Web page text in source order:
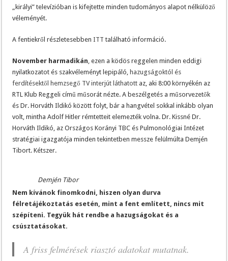
„királyi” televízióban is kifejtette minden tudományos alapot nélkülöző
véleményét.
A fentiekről részletesebbenITT található információ.
November harmadikán , ezen a ködös reggelen minden eddigi
nyilatkozatot és szakvéleményt lepipáló, hazugságoktól és
ferdítésektől hemzsegő TV interjút láthatott az, aki 8:00 környékén az
RTL Klub Reggeli című műsorát nézte. A beszélgetés a műsorvezetők
és Dr. Horváth Ildikó között folyt, bár a hangvétel sokkal inkább olyan
volt, mintha Adolf Hitler rémtetteit elemezték volna. Dr. Kissné Dr.
Horváth Ildikó, az Országos Korányi TBC és Pulmonológiai Intézet
stratégiai igazgatója minden tekintetben messze felülmúlta Demjén
Tibort. Kétszer.
Demjén Tibor
Nem kívánok finomkodni, hiszen olyan durva
félretájékoztatás esetén, mint a fent említett, nincs mit
szépíteni. Tegyük hát rendbe a hazugságokat és a
csúsztatásokat.
A friss felmérések riasztó adatokat mutatnak.